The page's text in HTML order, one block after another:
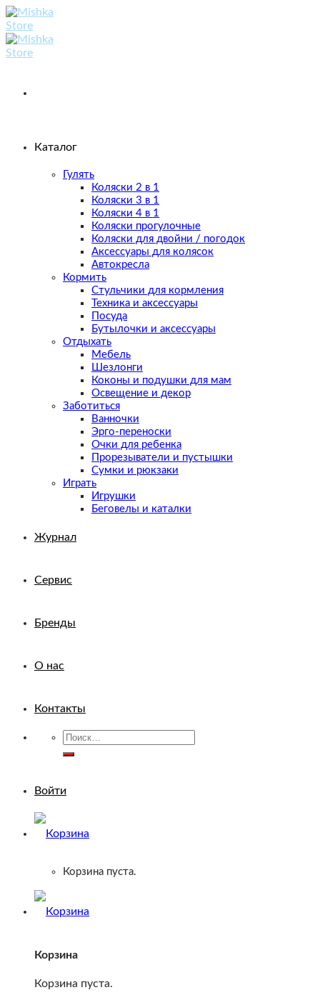
Skip
to
content
Каталог
Гулять
Коляски 2 в 1
Коляски 3 в 1
Коляски 4 в 1
Коляски прогулочные
Коляски для двойни / погодок
Аксессуары для колясок
Автокресла
Кормить
Стульчики для кормления
Техника и аксессуары
Посуда
Бутылочки и аксессуары
Отдыхать
Мебель
Шезлонги
Коконы и подушки для мам
Освещение и декор
Заботиться
Ванночки
Эрго-переноски
Очки для ребенка
Прорезыватели и пустышки
Сумки и рюкзаки
Играть
Игрушки
Беговелы и каталки
Журнал
Сервис
Бренды
О нас
Контакты
Искать:
Войти
Корзина пуста.
Корзина
Корзина пуста.